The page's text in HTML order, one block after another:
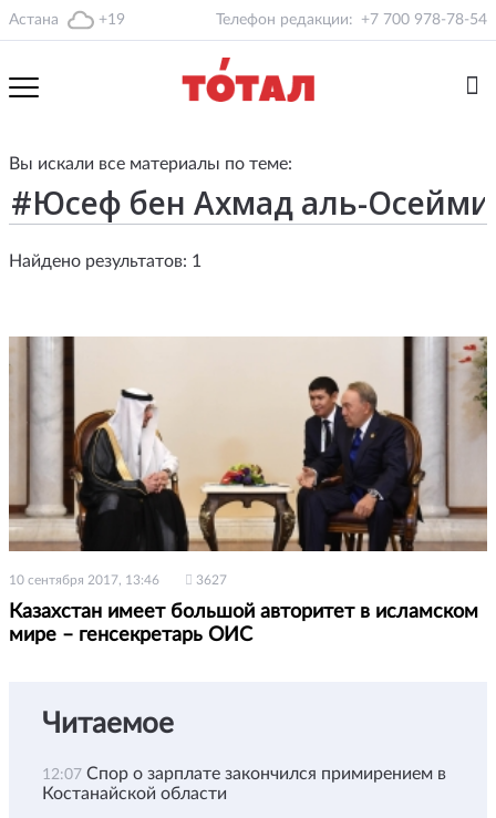
Астана +19 Телефон редакции: +7 700 978-78-54
Вы искали все материалы по теме:
Найдено результатов: 1
10 сентября 2017, 13:46 3627
Казахстан имеет большой авторитет в исламском
мире – генсекретарь ОИС
Читаемое
12:07 Спор о зарплате закончился примирением в
Костанайской области